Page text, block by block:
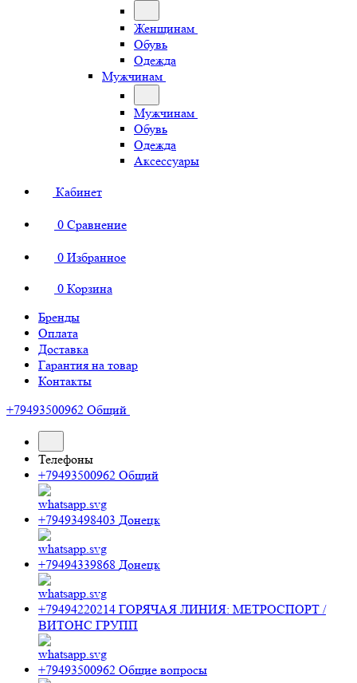
Женщинам
Обувь
Одежда
Мужчинам
Мужчинам
Обувь
Одежда
Аксессуары
Кабинет
0 Сравнение
0 Избранное
0 Корзина
Бренды
Оплата
Доставка
Гарантия на товар
Контакты
+79493500962 Общий
Телефоны
+79493500962 Общий
+79493498403 Донецк
+79494339868 Донецк
+79494220214 ГОРЯЧАЯ ЛИНИЯ: МЕТРОСПОРТ /
ВИТОНС ГРУПП
+79493500962 Общие вопросы